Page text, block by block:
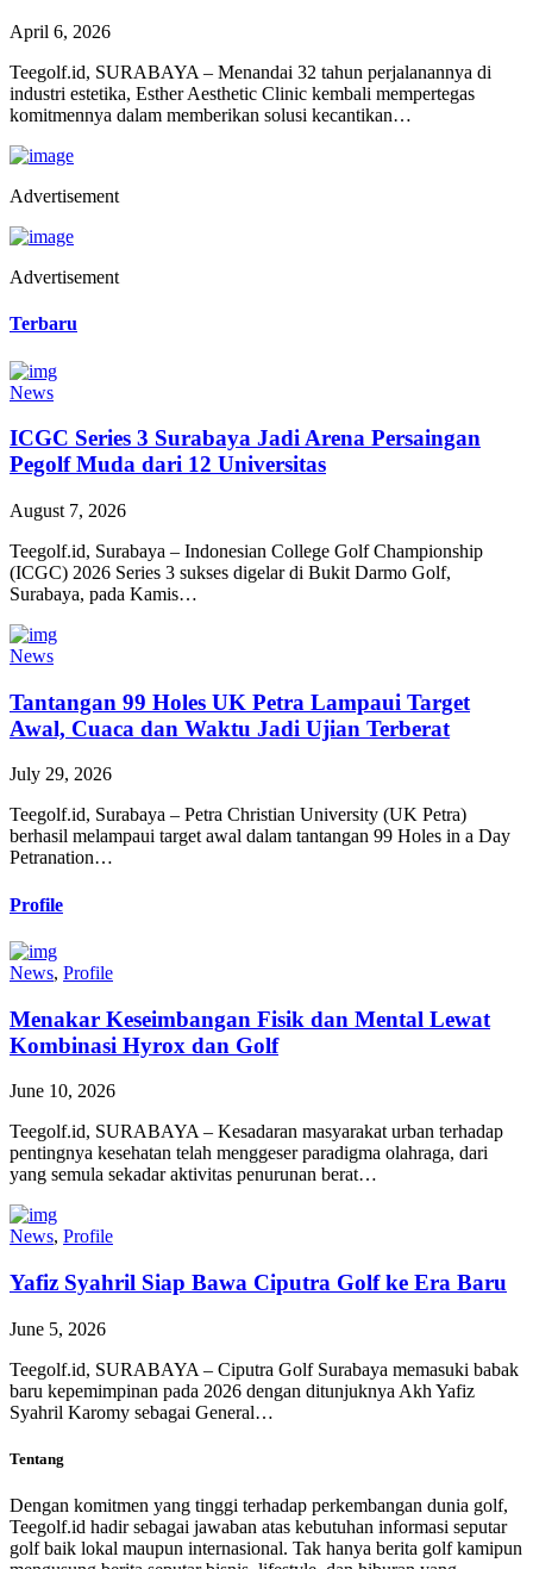
April 6, 2026
Teegolf.id, SURABAYA – Menandai 32 tahun perjalanannya di
industri estetika, Esther Aesthetic Clinic kembali mempertegas
komitmennya dalam memberikan solusi kecantikan…
Advertisement
Advertisement
Terbaru
News
ICGC Series 3 Surabaya Jadi Arena Persaingan
Pegolf Muda dari 12 Universitas
August 7, 2026
Teegolf.id, Surabaya – Indonesian College Golf Championship
(ICGC) 2026 Series 3 sukses digelar di Bukit Darmo Golf,
Surabaya, pada Kamis…
News
Tantangan 99 Holes UK Petra Lampaui Target
Awal, Cuaca dan Waktu Jadi Ujian Terberat
July 29, 2026
Teegolf.id, Surabaya – Petra Christian University (UK Petra)
berhasil melampaui target awal dalam tantangan 99 Holes in a Day
Petranation…
Profile
News, Profile
Menakar Keseimbangan Fisik dan Mental Lewat
Kombinasi Hyrox dan Golf
June 10, 2026
Teegolf.id, SURABAYA – Kesadaran masyarakat urban terhadap
pentingnya kesehatan telah menggeser paradigma olahraga, dari
yang semula sekadar aktivitas penurunan berat…
News, Profile
Yafiz Syahril Siap Bawa Ciputra Golf ke Era Baru
June 5, 2026
Teegolf.id, SURABAYA – Ciputra Golf Surabaya memasuki babak
baru kepemimpinan pada 2026 dengan ditunjuknya Akh Yafiz
Syahril Karomy sebagai General…
Tentang
Dengan komitmen yang tinggi terhadap perkembangan dunia golf,
Teegolf.id hadir sebagai jawaban atas kebutuhan informasi seputar
golf baik lokal maupun internasional. Tak hanya berita golf kamipun